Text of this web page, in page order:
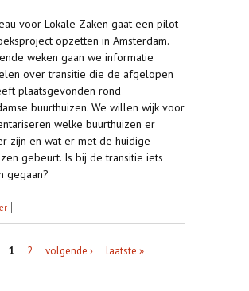
voor Lokale Zaken gaat een pilot
opzetten in Amsterdam.
weken gaan we informatie
over transitie die de afgelopen
plaatsgevonden rond
buurthuizen. We willen wijk voor
welke buurthuizen er
zijn en wat er met de huidige
gebeurt. Is bij de transitie iets
gegaan?
over Pilot project I: het buurthuisonderzoek
1 2 volgende › laatste »